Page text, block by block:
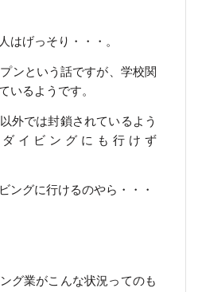
はげっそり・・・。
ンという話ですが、学校関
いるようです。
外では封鎖されているよう
イビングにも行けず
ングに行けるのやら・・・
グ業がこんな状況ってのも